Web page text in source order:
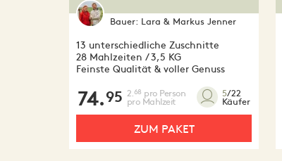
Bauer: Lara & Markus Jenner
13 unterschiedliche Zuschnitte
28 Mahlzeiten / 3,5 KG
Feinste Qualität & voller Genuss
74.95 2. 68 pro Person
pro Mahlzeit
5/22
Käufer
ZUM PAKET